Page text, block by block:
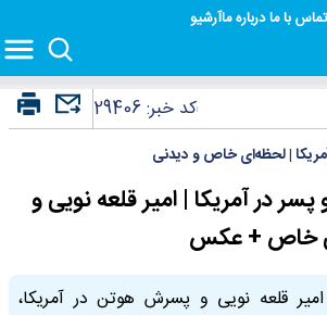
تماس با مادرباره ماآرشیو
کد خبر:29406
| لحظه‌ای خاص و دیدنی
در آمریکا | امیر قلعه نویی و
خاص + عکس
قلعه نویی و پسرش هوتن در آمریکا،